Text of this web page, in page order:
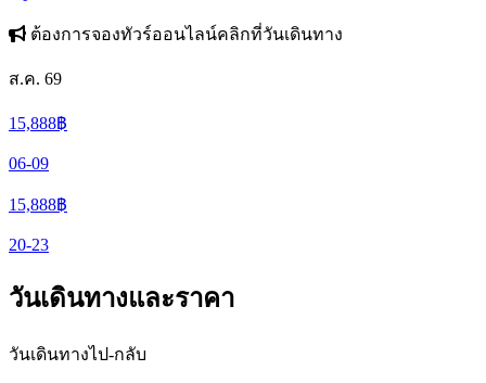
ต้องการจองทัวร์ออนไลน์คลิกที่วันเดินทาง
ส.ค. 69
15,888฿
06-09
15,888฿
20-23
วันเดินทางและราคา
วันเดินทางไป-กลับ